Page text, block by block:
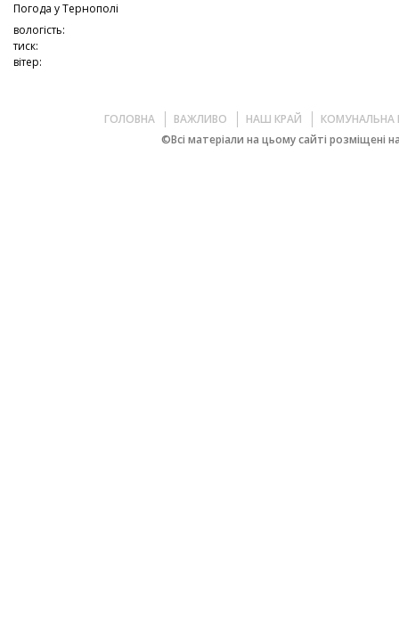
Погода уТернополі
вологість:
тиск:
вітер:
ГОЛОВНА ВАЖЛИВО НАШ КРАЙ
КОМУНАЛЬНА
©Всі матеріали на цьому сайті розміщені